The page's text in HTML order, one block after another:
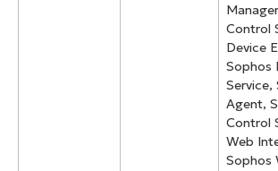
Control
Device
Sophos
Service,
Agent,
Control
Web
Sophos